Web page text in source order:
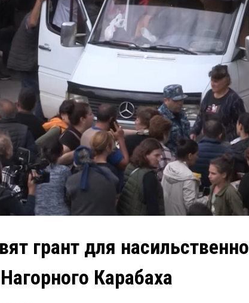
грант для насильственно
Карабаха